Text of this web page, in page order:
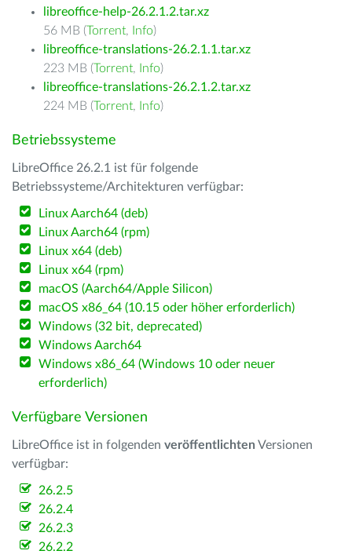
libreoffice-help-26.2.1.2.tar.xz
56 MB (Torrent, Info)
libreoffice-translations-26.2.1.1.tar.xz
223 MB (Torrent, Info)
libreoffice-translations-26.2.1.2.tar.xz
224 MB (Torrent, Info)
Betriebssysteme
LibreOffice 26.2.1 ist für folgende
Betriebssysteme/Architekturen verfügbar:
Linux Aarch64 (deb)
Linux Aarch64 (rpm)
Linux x64 (deb)
Linux x64 (rpm)
macOS (Aarch64/Apple Silicon)
macOS x86_64 (10.15 oder höher erforderlich)
Windows (32 bit, deprecated)
Windows Aarch64
Windows x86_64 (Windows 10 oder neuer
erforderlich)
Verfügbare Versionen
LibreOffice ist in folgenden veröffentlichten Versionen
verfügbar:
26.2.5
26.2.4
26.2.3
26.2.2